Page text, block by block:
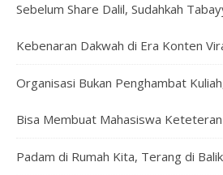
Sebelum Share Dalil, Sudahkah
Kebenaran Dakwah di Era Konten
Organisasi Bukan Penghambat
Bisa Membuat Mahasiswa Keteteran
Padam di Rumah Kita, Terang di